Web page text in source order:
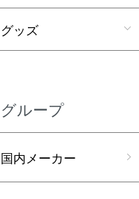
グッズ
グループ
国内メーカー